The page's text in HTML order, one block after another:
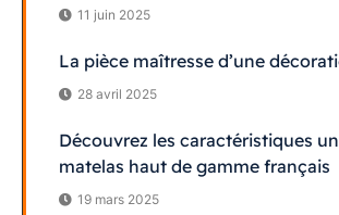
11 juin 2025
La pièce maîtresse d’une
28 avril 2025
Découvrez les caractéristiques
matelas haut de gamme français
19 mars 2025